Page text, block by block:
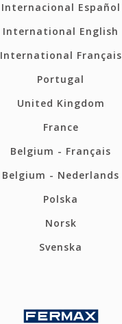
Internacional Español
International English
International Français
Portugal
United Kingdom
France
Belgium - Français
Belgium - Nederlands
Polska
Norsk
Svenska